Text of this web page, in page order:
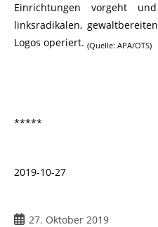
Einrichtungen vorgeht
linksradikalen,
Logos operiert. (Quelle: APA/OTS)
*****
2019-10-27
Beitrag
27. Oktober 2019